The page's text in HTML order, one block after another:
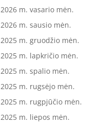
2026 m. vasario mėn.
2026 m. sausio mėn.
2025 m. gruodžio mėn.
2025 m. lapkričio mėn.
2025 m. spalio mėn.
2025 m. rugsėjo mėn.
2025 m. rugpjūčio mėn.
2025 m. liepos mėn.